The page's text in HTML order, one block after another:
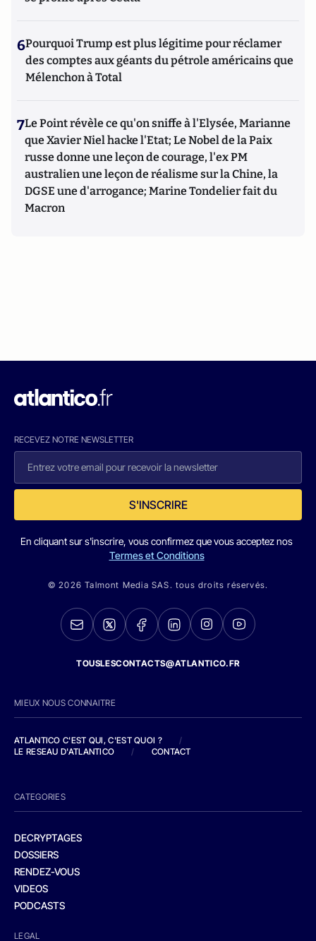
6Pourquoi Trump est plus légitime pour réclamer
des comptes aux géants du pétrole américains que
Mélenchon à Total
7Le Point révèle ce qu'on sniffe à l'Elysée, Marianne
que Xavier Niel hacke l'Etat; Le Nobel de la Paix
russe donne une leçon de courage, l'ex PM
australien une leçon de réalisme sur la Chine, la
DGSE une d'arrogance; Marine Tondelier fait du
Macron
RECEVEZ NOTRE NEWSLETTER
S'INSCRIRE
En cliquant sur s'inscrire, vous confirmez que vous acceptez nos
Termes et Conditions
© 2026 Talmont Media SAS. tous droits réservés.
TOUSLESCONTACTS@ATLANTICO.FR
MIEUX NOUS CONNAITRE
ATLANTICO C'EST QUI, C'EST QUOI ?
/
LE RESEAU D'ATLANTICO
/ CONTACT
CATEGORIES
DECRYPTAGES
DOSSIERS
RENDEZ-VOUS
VIDEOS
PODCASTS
LEGAL